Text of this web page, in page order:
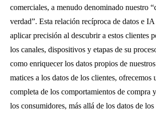
comerciales, a menudo denominado nuestro
verdad”. Esta relación recíproca de datos e
aplicar precisión al descubrir a estos clientes
los canales, dispositivos y etapas de su
como enriquecer los datos propios de
matices a los datos de los clientes, ofrecemos
completa de los comportamientos de compra
los consumidores, más allá de los datos de